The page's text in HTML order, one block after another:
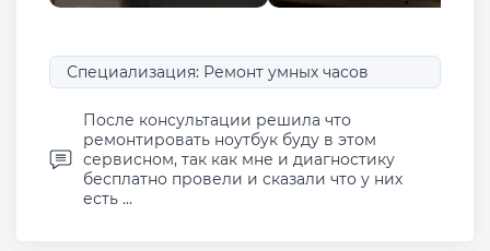
Специализация: Ремонт умных часов
После консультации решила что
ремонтировать ноутбук буду в этом
сервисном, так как мне и диагностику
бесплатно провели и сказали что у них
есть ...